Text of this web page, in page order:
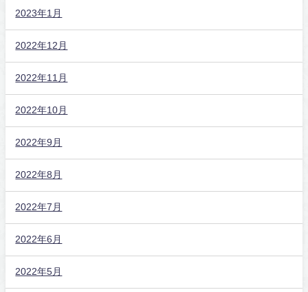
2023年1月
2022年12月
2022年11月
2022年10月
2022年9月
2022年8月
2022年7月
2022年6月
2022年5月